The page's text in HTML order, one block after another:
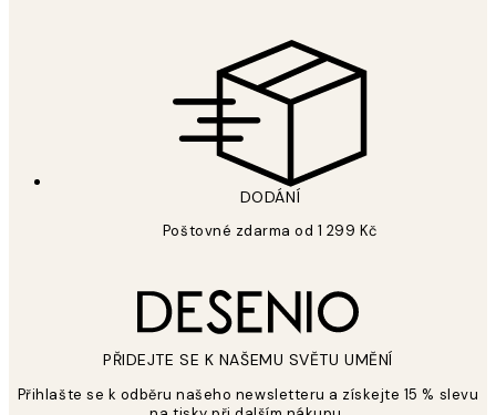
DODÁNÍ
Poštovné zdarma od 1 299 Kč
PŘIDEJTE SE K NAŠEMU SVĚTU UMĚNÍ
Přihlašte se k odběru našeho newsletteru a získejte 15 % slevu